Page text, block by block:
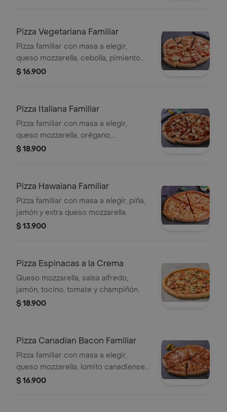
Pizza Vegetariana Familiar
Pizza familiar con masa a elegir,
queso mozzarella, cebolla, pimiento
verde, tomate, aceitunas negras y
$ 16.900
Pizza Italiana Familiar
Pizza familiar con masa a elegir,
queso mozzarella, orégano,
pepperoni, salchicha italiana,
$ 18.900
Pizza Hawaiana Familiar
Pizza familiar con masa a elegir, piña,
jamón y extra queso mozzarella.
$ 13.900
Pizza Espinacas a la Crema
Queso mozzarella, salsa alfredo,
jamón, tocino, tomate y champiñón.
$ 18.900
Pizza Canadian Bacon Familiar
Pizza familiar con masa a elegir,
queso mozzarella, lomito canadiense,
tocino, queso parmesano y romano.
$ 16.900